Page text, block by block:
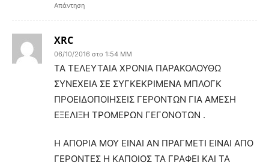
Απάντηση
XRC
06/10/2016 στο 1:54 ΜΜ
ΤΑ ΤΕΛΕΥΤΑΙΑ ΧΡΟΝΙΑ ΠΑΡΑΚΟΛΟΥΘΩ
ΣΥΝΕΧΕΙΑ ΣΕ ΣΥΓΚΕΚΡΙΜΕΝΑ ΜΠΛΟΓΚ
ΠΡΟΕΙΔΟΠΟΙΗΣΕΙΣ ΓΕΡΟΝΤΩΝ ΓΙΑ ΑΜΕΣΗ
ΕΞΕΛΙΞΗ ΤΡΟΜΕΡΩΝ ΓΕΓΟΝΟΤΩΝ .
Η ΑΠΟΡΙΑ ΜΟΥ ΕΙΝΑΙ ΑΝ ΠΡΑΓΜΕΤΙ ΕΙΝΑΙ ΑΠΟ
ΓΕΡΟΝΤΕΣ Η ΚΑΠΟΙΟΣ ΤΑ ΓΡΑΦΕΙ ΚΑΙ ΤΑ